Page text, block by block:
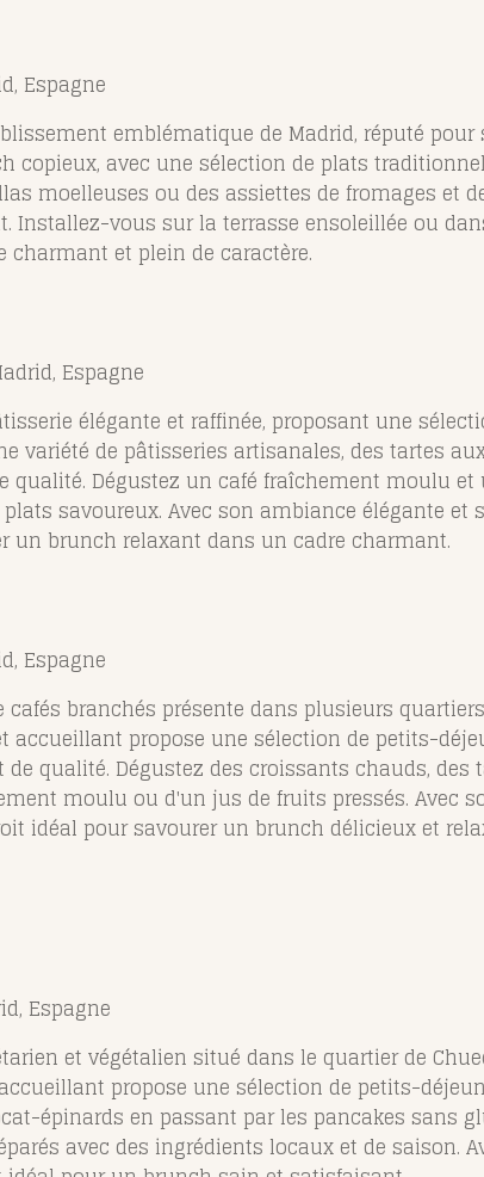
Espagne
emblématique de Madrid, réputé
copieux, avec une sélection de plats
moelleuses ou des assiettes de fromages et
Installez-vous sur la terrasse ensoleillée ou
charmant et plein de caractère.
Espagne
élégante et raffinée, proposant une
variété de pâtisseries artisanales, des tartes
qualité. Dégustez un café fraîchement moulu
savoureux. Avec son ambiance élégante et
un brunch relaxant dans un cadre charmant.
Espagne
cafés branchés présente dans plusieurs
accueillant propose une sélection de petits-
qualité. Dégustez des croissants chauds,
moulu ou d'un jus de fruits pressés. Avec
idéal pour savourer un brunch délicieux et
Espagne
et végétalien situé dans le quartier de
propose une sélection de petits-
épinards en passant par les pancakes sans
avec des ingrédients locaux et de saison.